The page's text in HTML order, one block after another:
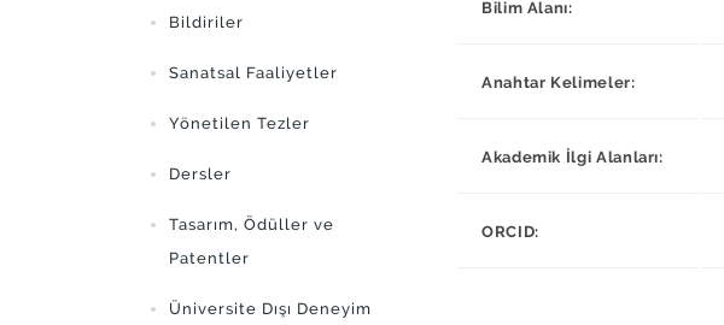
Bildiriler
Sanatsal Faaliyetler
Yönetilen Tezler
Dersler
Tasarım, Ödüller ve
Patentler
Üniversite Dışı Deneyim
Bilim Alanı:
Anahtar Kelimeler:
Akademik İlgi Alanları:
ORCID: